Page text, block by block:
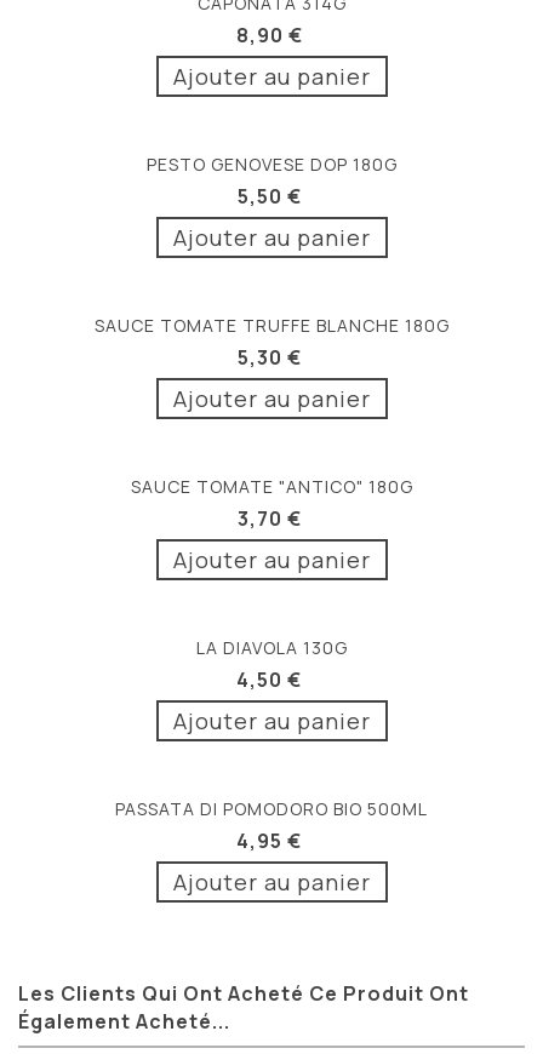
8,90 €
Ajouter au panier
PESTO GENOVESE DOP 180G
5,50 €
Ajouter au panier
SAUCE TOMATE TRUFFE BLANCHE 180G
5,30 €
Ajouter au panier
SAUCE TOMATE "ANTICO" 180G
3,70 €
Ajouter au panier
LA DIAVOLA 130G
4,50 €
Ajouter au panier
PASSATA DI POMODORO BIO 500ML
4,95 €
Ajouter au panier
Les Clients Qui Ont Acheté Ce Produit Ont
Également Acheté...